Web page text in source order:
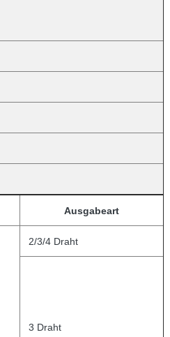
Ausgabeart
2/3/4 Draht
3 Draht